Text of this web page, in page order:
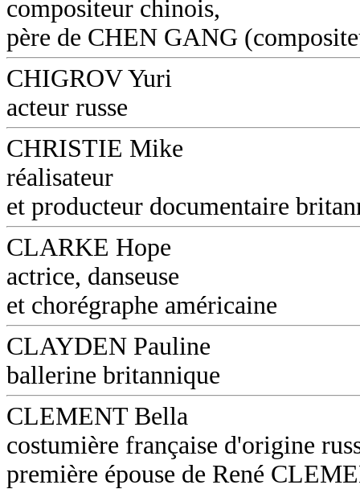
compositeur chinois,
père de CHEN GANG
CHIGROV Yuri
acteur russe
CHRISTIE Mike
réalisateur
et producteur documentaire
CLARKE Hope
actrice, danseuse
et chorégraphe américaine
CLAYDEN Pauline
ballerine britannique
CLEMENT Bella
costumière française d'origine
première épouse de René